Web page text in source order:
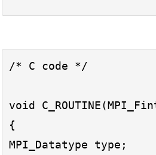
void
{
MPI_Datatype type;